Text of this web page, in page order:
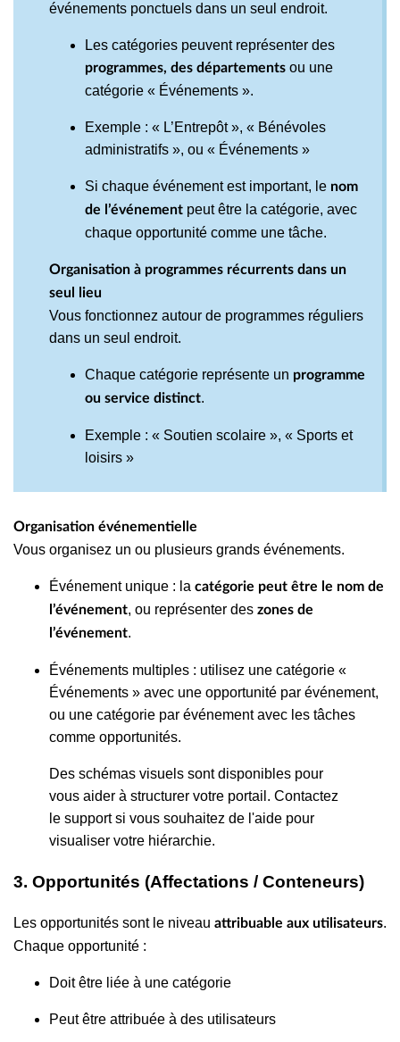
événements ponctuels dans un seul endroit.
Les catégories peuvent représenter des
programmes, des départements ou une
catégorie « Événements ».
Exemple : « L’Entrepôt », « Bénévoles
administratifs », ou « Événements »
Si chaque événement est important, le nom
de l’événement peut être la catégorie, avec
chaque opportunité comme une tâche.
Organisation à programmes récurrents dans un
seul lieu
Vous fonctionnez autour de programmes réguliers
dans un seul endroit.
Chaque catégorie représente un programme
ou service distinct.
Exemple : « Soutien scolaire », « Sports et
loisirs »
Organisation événementielle
Vous organisez un ou plusieurs grands événements.
Événement unique : la catégorie peut être le nom de
l’événement, ou représenter des zones de
l’événement.
Événements multiples : utilisez une catégorie «
Événements » avec une opportunité par événement,
ou une catégorie par événement avec les tâches
comme opportunités.
Des schémas visuels sont disponibles pour
vous aider à structurer votre portail. Contactez
le support si vous souhaitez de l'aide pour
visualiser votre hiérarchie.
3. Opportunités (Affectations / Conteneurs)
Les opportunités sont le niveau attribuable aux utilisateurs.
Chaque opportunité :
Doit être liée à une catégorie
Peut être attribuée à des utilisateurs